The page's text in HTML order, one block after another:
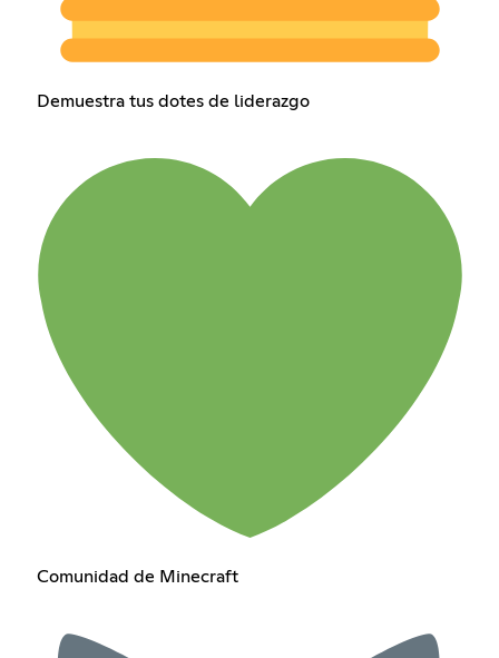
Demuestra tus dotes de liderazgo
Comunidad de Minecraft